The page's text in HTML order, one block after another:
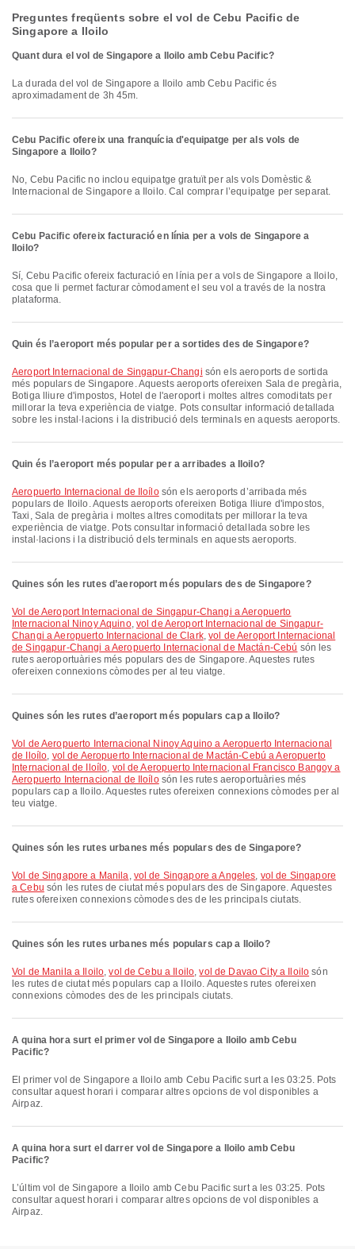
Preguntes freqüents sobre el vol de Cebu Pacific de
Singapore a Iloilo
Quant dura el vol de Singapore a Iloilo amb Cebu Pacific?
La durada del vol de Singapore a Iloilo amb Cebu Pacific és
aproximadament de 3h 45m.
Cebu Pacific ofereix una franquícia d'equipatge per als vols de
Singapore a Iloilo?
No, Cebu Pacific no inclou equipatge gratuït per als vols Domèstic &
Internacional de Singapore a Iloilo. Cal comprar l’equipatge per separat.
Cebu Pacific ofereix facturació en línia per a vols de Singapore a
Iloilo?
Sí, Cebu Pacific ofereix facturació en línia per a vols de Singapore a Iloilo,
cosa que li permet facturar còmodament el seu vol a través de la nostra
plataforma.
Quin és l’aeroport més popular per a sortides des de Singapore?
Aeroport Internacional de Singapur-Changi són els aeroports de sortida
més populars de Singapore. Aquests aeroports ofereixen Sala de pregària,
Botiga lliure d'impostos, Hotel de l'aeroport i moltes altres comoditats per
millorar la teva experiència de viatge. Pots consultar informació detallada
sobre les instal·lacions i la distribució dels terminals en aquests aeroports.
Quin és l’aeroport més popular per a arribades a Iloilo?
Aeropuerto Internacional de Iloílosón els aeroports d’arribada més
populars de Iloilo. Aquests aeroports ofereixen Botiga lliure d'impostos,
Taxi, Sala de pregària i moltes altres comoditats per millorar la teva
experiència de viatge. Pots consultar informació detallada sobre les
instal·lacions i la distribució dels terminals en aquests aeroports.
Quines són les rutes d’aeroport més populars des de Singapore?
vol de Aeroport Internacional de Singapur-Changi a Aeropuerto
Internacional Ninoy Aquino, vol de Aeroport Internacional de Singapur-
Changi a Aeropuerto Internacional de Clark,vol de Aeroport Internacional
de Singapur-Changi a Aeropuerto Internacional de Mactán-Cebú són les
rutes aeroportuàries més populars des de Singapore. Aquestes rutes
ofereixen connexions còmodes per al teu viatge.
Quines són les rutes d’aeroport més populars cap a Iloilo?
vol de Aeropuerto Internacional Ninoy Aquino a Aeropuerto Internacional
de Iloílo, vol de Aeropuerto Internacional de Mactán-Cebú a Aeropuerto
Internacional de Iloílo, vol de Aeropuerto Internacional Francisco Bangoy a
Aeropuerto Internacional de Iloílosón les rutes aeroportuàries més
populars cap a Iloilo. Aquestes rutes ofereixen connexions còmodes per al
teu viatge.
Quines són les rutes urbanes més populars des de Singapore?
vol de Singapore a Manila, vol de Singapore a Angeles, vol de Singapore
a Cebu són les rutes de ciutat més populars des de Singapore. Aquestes
rutes ofereixen connexions còmodes des de les principals ciutats.
Quines són les rutes urbanes més populars cap a Iloilo?
vol de Manila a Iloilo,vol de Cebu a Iloilo,vol de Davao City a Iloilo són
les rutes de ciutat més populars cap a Iloilo. Aquestes rutes ofereixen
connexions còmodes des de les principals ciutats.
A quina hora surt el primer vol de Singapore a Iloilo amb Cebu
Pacific?
El primer vol de Singapore a Iloilo amb Cebu Pacific surt a les 03:25. Pots
consultar aquest horari i comparar altres opcions de vol disponibles a
Airpaz.
A quina hora surt el darrer vol de Singapore a Iloilo amb Cebu
Pacific?
L’últim vol de Singapore a Iloilo amb Cebu Pacific surt a les 03:25. Pots
consultar aquest horari i comparar altres opcions de vol disponibles a
Airpaz.